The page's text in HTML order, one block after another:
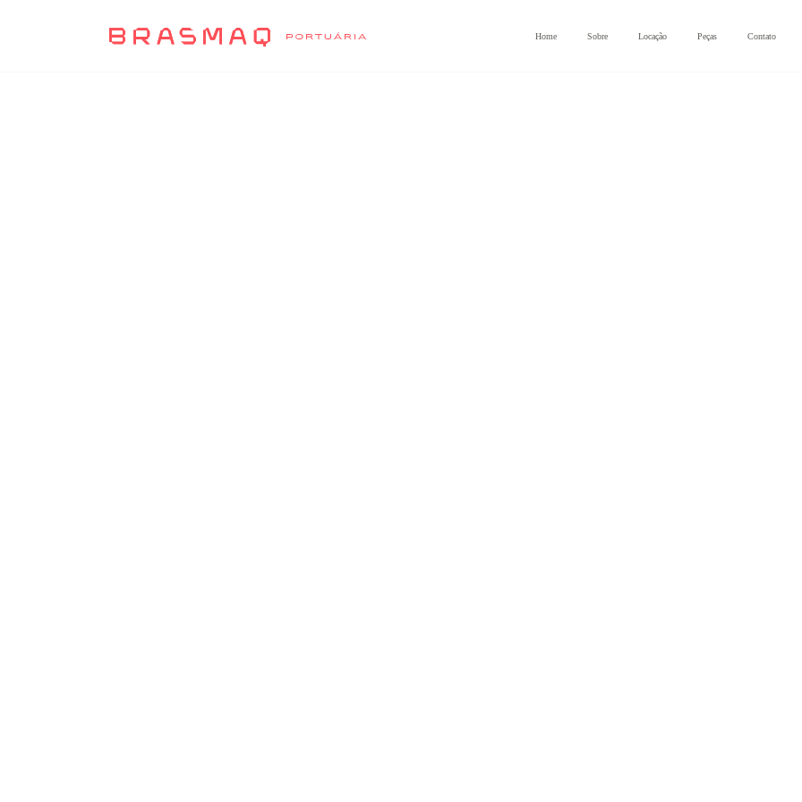
Home Sobre Locação Peças Contato